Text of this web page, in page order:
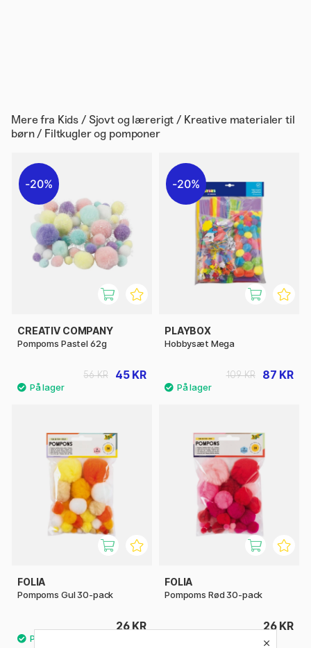
Mere fra Kids / Sjovt og lærerigt / Kreative materialer til
børn / Filtkugler og pomponer
20%
CREATIV COMPANY
Pompoms Pastel 62g
45 KR
56 KR
20%
PLAYBOX
Hobbysæt Mega
87 KR
109 KR
FOLIA
Pompoms Gul 30-pack
26 KR
FOLIA
Pompoms Rød 30-pack
26 KR